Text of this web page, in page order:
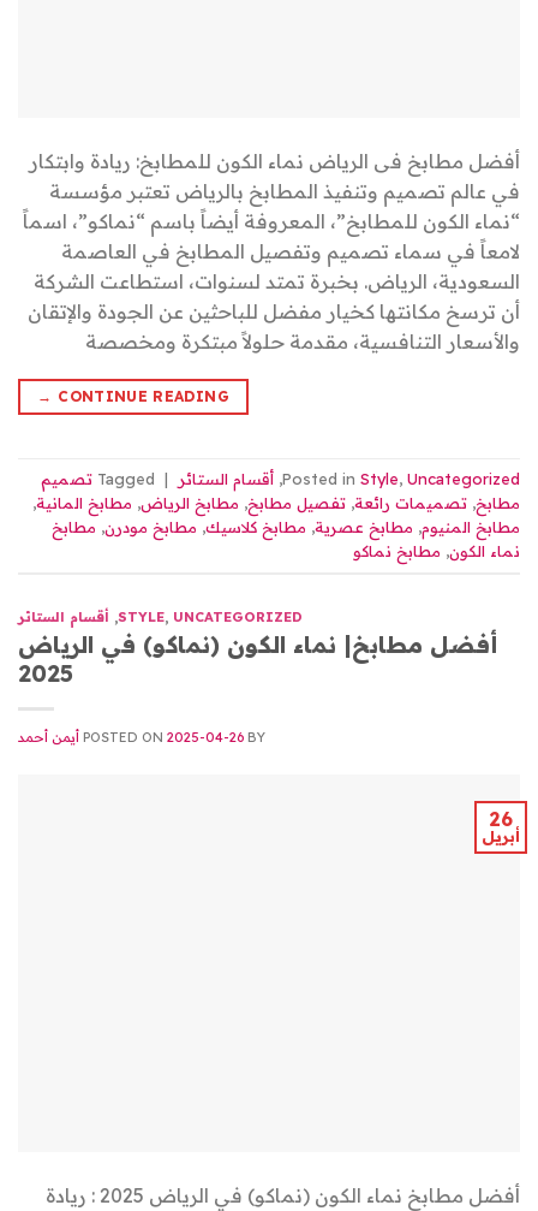
أفضل مطابخ فى الرياض نماء الكون للمطابخ: ريادة وابتكار
في عالم تصميم وتنفيذ المطابخ بالرياض تعتبر مؤسسة
“نماء الكون للمطابخ”، المعروفة أيضاً باسم “نماكو”، اسماً
لامعاً في سماء تصميم وتفصيل المطابخ في العاصمة
السعودية، الرياض. بخبرة تمتد لسنوات، استطاعت الشركة
أن ترسخ مكانتها كخيار مفضل للباحثين عن الجودة والإتقان
والأسعار التنافسية، مقدمة حلولاً مبتكرة ومخصصة
CONTINUE READING
→
Posted in Style, Uncategorized
, أقسام الستائر |
Tagged تصميم
مطابخ, تصميمات رائعة, تفصيل مطابخ, مطابخ الرياض, مطابخ المانية,
مطابخ المنيوم, مطابخ عصرية, مطابخ كلاسيك, مطابخ مودرن, مطابخ
نماء الكون, مطابخ نماكو
STYLE, UNCATEGORIZED
, أقسام الستائر
أفضل مطابخ| نماء الكون (نماكو) في الرياض
2025
POSTED ON 2025-04-26 BY أيمن أحمد
26
أبريل
أفضل مطابخ نماء الكون (نماكو) في الرياض 2025 : ريادة